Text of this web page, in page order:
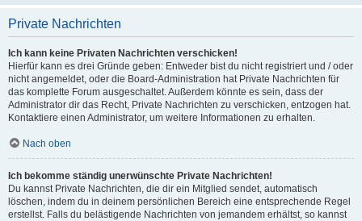
Private Nachrichten
Ich kann keine Privaten Nachrichten verschicken!
Hierfür kann es drei Gründe geben: Entweder bist du nicht registriert und / oder
nicht angemeldet, oder die Board-Administration hat Private Nachrichten für
das komplette Forum ausgeschaltet. Außerdem könnte es sein, dass der
Administrator dir das Recht, Private Nachrichten zu verschicken, entzogen hat.
Kontaktiere einen Administrator, um weitere Informationen zu erhalten.
Nach oben
Ich bekomme ständig unerwünschte Private Nachrichten!
Du kannst Private Nachrichten, die dir ein Mitglied sendet, automatisch
löschen, indem du in deinem persönlichen Bereich eine entsprechende Regel
erstellst. Falls du belästigende Nachrichten von jemandem erhältst, so kannst